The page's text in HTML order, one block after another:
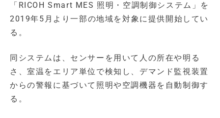
「RICOH Smart MES 照明・空調制御システム」を
2019年5月より一部の地域を対象に提供開始してい
る。
同システムは、センサーを用いて人の所在や明る
さ、室温をエリア単位で検知し、デマンド監視装置
からの警報に基づいて照明や空調機器を自動制御す
る。